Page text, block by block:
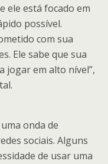
ele está focado em
possível.
com sua
Ele sabe que sua
jogar em alto nível”,
onda de
sociais. Alguns
de usar uma